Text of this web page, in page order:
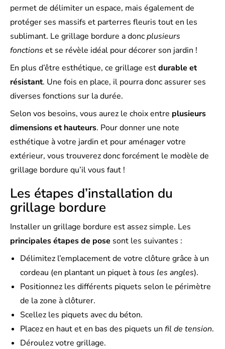
permet de délimiter un espace, mais également de
protéger ses massifs et parterres fleuris tout en les
sublimant. Le grillage bordure a doncplusieurs
fonctions et se révèle idéal pour décorer son jardin !
En plus d’être esthétique, ce grillage estdurable et
résistant. Une fois en place, il pourra donc assurer ses
diverses fonctions sur la durée.
Selon vos besoins, vous aurez le choix entre plusieurs
dimensions et hauteurs. Pour donner une note
esthétique à votre jardin et pour aménager votre
extérieur, vous trouverez donc forcément le modèle de
grillage bordure qu’il vous faut !
Les étapes d’installation du
grillage bordure
Installer un grillage bordure est assez simple. Les
principales étapes de pose sont les suivantes :
Délimitez l’emplacement de votre clôture grâce à un
cordeau (en plantant un piquet àtous les angles).
Positionnez les différents piquets selon le périmètre
de la zone à clôturer.
Scellez les piquets avec du béton.
Placez en haut et en bas des piquets un fil de tension.
Déroulez votre grillage.